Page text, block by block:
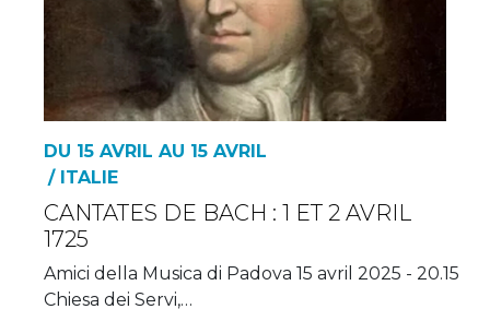
DU 15 AVRIL AU 15 AVRIL
/ ITALIE
CANTATES DE BACH : 1 ET 2 AVRIL
1725
Amici della Musica di Padova 15 avril 2025 - 20.15
Chiesa dei Servi,…